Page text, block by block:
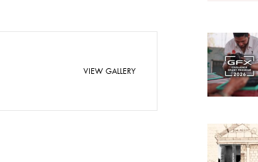
VIEW GALLERY